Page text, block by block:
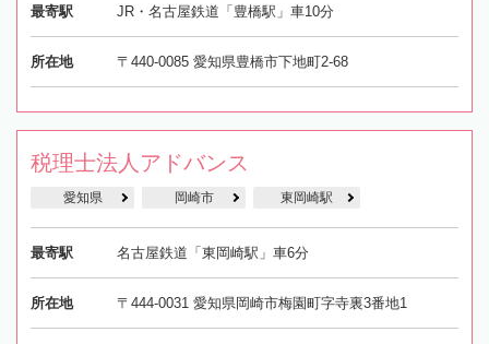
最寄駅 JR・名古屋鉄道「豊橋駅」車10分
所在地 〒440-0085 愛知県豊橋市下地町2-68
税理士法人アドバンス
愛知県 岡崎市 東岡崎駅
最寄駅 名古屋鉄道「東岡崎駅」車6分
所在地 〒444-0031 愛知県岡崎市梅園町字寺裏3番地1